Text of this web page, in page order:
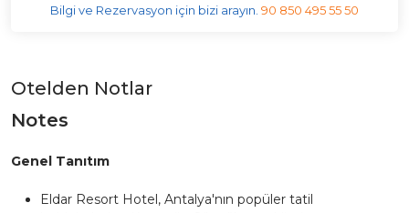
Bilgi ve Rezervasyon için bizi arayın. 90 850 495 55 50
Otelden Notlar
Notes
Genel Tanıtım
Eldar Resort Hotel, Antalya'nın popüler tatil